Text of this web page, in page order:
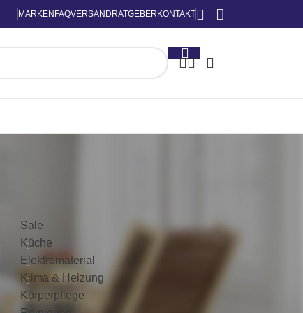
MARKEN FAQVERSAND RATGEBER KONTAKT
Sale
Küche
Elektromaterial
Klima & Heizung
Körperpflege